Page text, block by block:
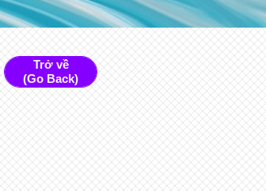
Trở về
(Go Back)